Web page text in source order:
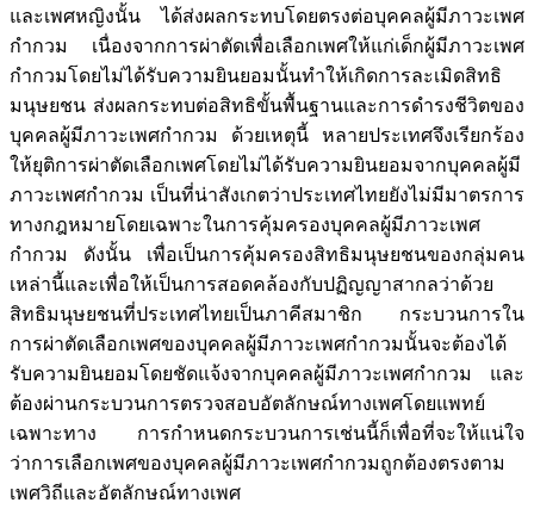
และเพศหญิงนั้น ได้ส่งผลกระทบโดยตรงต่อบุคคลผู้มีภาวะเพศ
กำกวม เนื่องจากการผ่าตัดเพื่อเลือกเพศให้แก่เด็กผู้มีภาวะเพศ
กำกวมโดยไม่ได้รับความยินยอมนั้นทำให้เกิดการละเมิดสิทธิ
มนุษยชน ส่งผลกระทบต่อสิทธิขั้นพื้นฐานและการดำรงชีวิตของ
บุคคลผู้มีภาวะเพศกำกวม ด้วยเหตุนี้ หลายประเทศจึงเรียกร้อง
ให้ยุติการผ่าตัดเลือกเพศโดยไม่ได้รับความยินยอมจากบุคคลผู้มี
ภาวะเพศกำกวม เป็นที่น่าสังเกตว่าประเทศไทยยังไม่มีมาตรการ
ทางกฎหมายโดยเฉพาะในการคุ้มครองบุคคลผู้มีภาวะเพศ
กำกวม ดังนั้น เพื่อเป็นการคุ้มครองสิทธิมนุษยชนของกลุ่มคน
เหล่านี้และเพื่อให้เป็นการสอดคล้องกับปฏิญญาสากลว่าด้วย
สิทธิมนุษยชนที่ประเทศไทยเป็นภาคีสมาชิก กระบวนการใน
การผ่าตัดเลือกเพศของบุคคลผู้มีภาวะเพศกำกวมนั้นจะต้องได้
รับความยินยอมโดยชัดแจ้งจากบุคคลผู้มีภาวะเพศกำกวม และ
ต้องผ่านกระบวนการตรวจสอบอัตลักษณ์ทางเพศโดยแพทย์
เฉพาะทาง การกำหนดกระบวนการเช่นนี้ก็เพื่อที่จะให้แน่ใจ
ว่าการเลือกเพศของบุคคลผู้มีภาวะเพศกำกวมถูกต้องตรงตาม
เพศวิถีและอัตลักษณ์ทางเพศ